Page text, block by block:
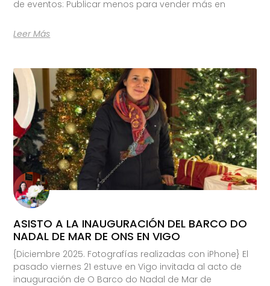
de eventos: Publicar menos para vender más en
Leer Más
ASISTO A LA INAUGURACIÓN DEL BARCO DO
NADAL DE MAR DE ONS EN VIGO
{Diciembre 2025. Fotografías realizadas con iPhone} El
pasado viernes 21 estuve en Vigo invitada al acto de
inauguración de O Barco do Nadal de Mar de